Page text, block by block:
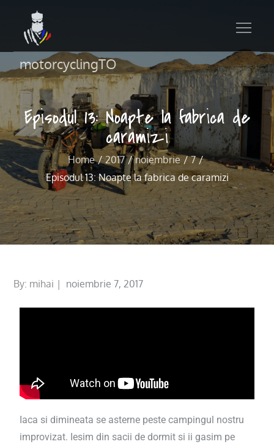
motorcyclingTO
Episodul 13: Noapte la fabrica de
caramizi
Home 2017 noiembrie
7
Episodul 13: Noapte la fabrica de caramizi
By: mihai noiembrie 7, 2017
Iaca si dimineata se asterne peste campingul nostru
improvizat. Iesim din sacii de dormit si ii gasim pe